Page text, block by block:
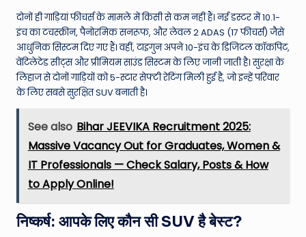
दोनों ही गाड़ियां फीचर्स के मामले में किसी से कम नहीं हैं। नई डस्टर में 10.1-
इंच का टचस्क्रीन, पैनोरमिक सनरूफ, और लेवल 2 ADAS (17 फीचर्स) जैसे
आधुनिक सिस्टम दिए गए हैं। वहीं, टाइगुन अपने 10-इंच के डिजिटल कॉकपिट,
वेंटिलेटेड सीट्स और प्रीमियम साउंड सिस्टम के लिए जानी जाती है। सुरक्षा के
लिहाज से दोनों गाड़ियों को 5-स्टार सेफ्टी रेटिंग मिली हुई है, जो इन्हें परिवार
के लिए सबसे सुरक्षित SUV बनाती है।
See also Bihar JEEVIKA Recruitment 2025:
Massive Vacancy Out for Graduates, Women &
IT Professionals — Check Salary, Posts & How
to Apply Online!
निष्कर्ष: आपके लिए कौन सी SUV है बेस्ट?